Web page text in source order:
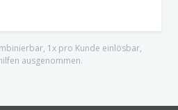
1x pro Kunde einlösbar,
ausgenommen.